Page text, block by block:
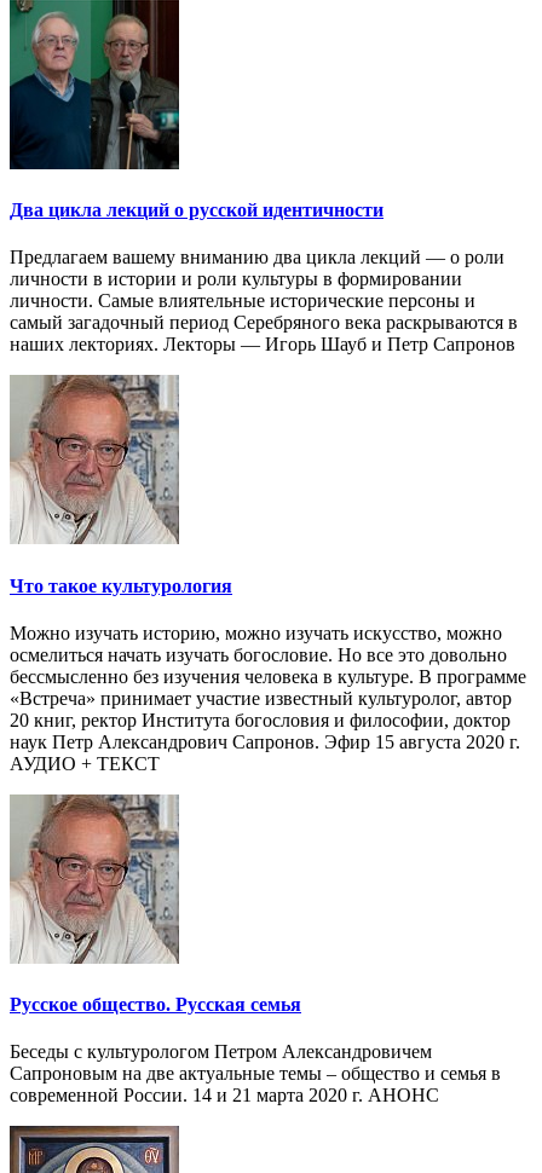
Два цикла лекций о русской идентичности
Предлагаем вашему вниманию два цикла лекций — о роли
личности в истории и роли культуры в формировании
личности. Самые влиятельные исторические персоны и
самый загадочный период Серебряного века раскрываются в
наших лекториях. Лекторы — Игорь Шауб и Петр Сапронов
Что такое культурология
Можно изучать историю, можно изучать искусство, можно
осмелиться начать изучать богословие. Но все это довольно
бессмысленно без изучения человека в культуре. В программе
«Встреча» принимает участие известный культуролог, автор
20 книг, ректор Института богословия и философии, доктор
наук Петр Александрович Сапронов. Эфир 15 августа 2020 г.
АУДИО + ТЕКСТ
Русское общество. Русская семья
Беседы с культурологом Петром Александровичем
Сапроновым на две актуальные темы – общество и семья в
современной России. 14 и 21 марта 2020 г. АНОНС